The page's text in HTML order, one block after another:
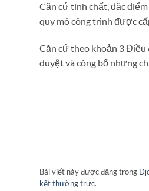
Căn cứ tính chất, đặc
quy mô công trình được
Căn cứ theo khoản 3 Điều
duyệt và công bố nhưng
Bài viết này được đăng trong
kết thường trực.